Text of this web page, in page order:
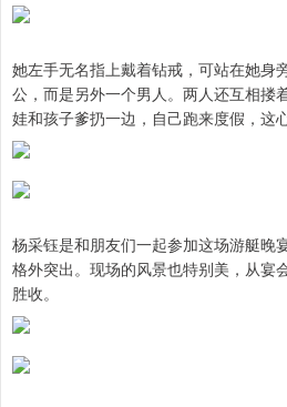
她左手无名指上戴着钻戒，可站在她身
公，而是另外一个男人。两人还互相搂
娃和孩子爹扔一边，自己跑来度假，这
杨采钰是和朋友们一起参加这场游艇晚
格外突出。现场的风景也特别美，从宴
胜收。